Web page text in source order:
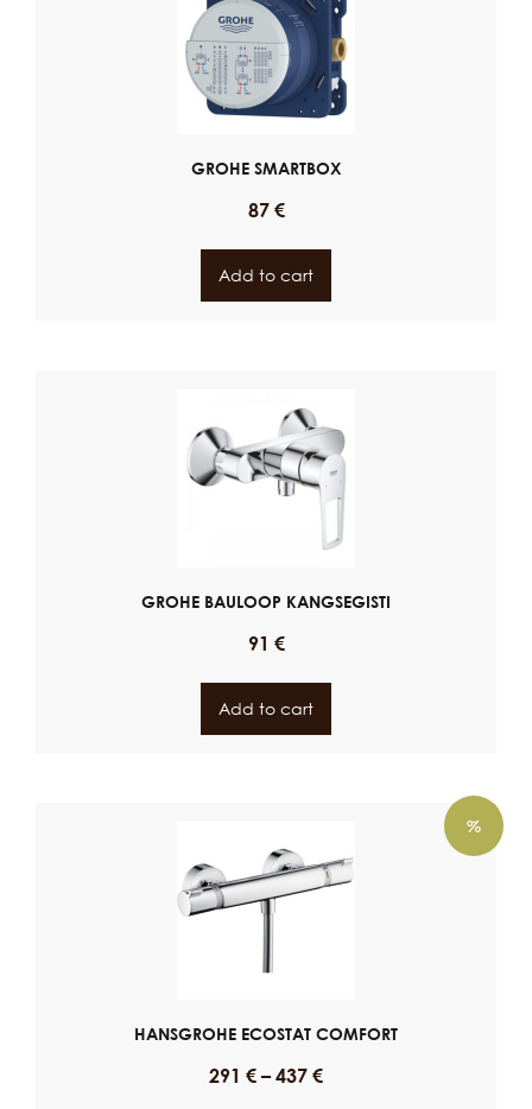
GROHE SMARTBOX
87 €
Add to cart
GROHE BAULOOP KANGSEGISTI
91 €
Add to cart
%
HANSGROHE ECOSTAT COMFORT
291 € – 437 €